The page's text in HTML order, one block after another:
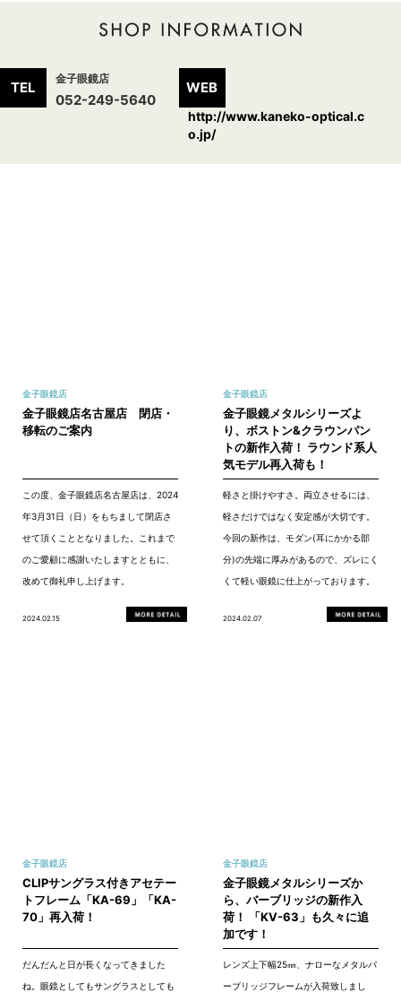
TEL
金子眼鏡店
052-249-5640
WEB
http://www.kaneko-optical.c
o.jp/
金子眼鏡店
金子眼鏡店名古屋店 閉店・
移転のご案内
この度、金子眼鏡店名古屋店は、2024
年3月31日（日）をもちまして閉店さ
せて頂くこととなりました。これまで
のご愛顧に感謝いたしますとともに、
改めて御礼申し上げます。
2024.02.15
金子眼鏡店
金子眼鏡メタルシリーズよ
り、ボストン&クラウンパン
トの新作入荷！ ラウンド系人
気モデル再入荷も！
軽さと掛けやすさ。両立させるには、
軽さだけではなく安定感が大切です。
今回の新作は、モダン(耳にかかる部
分)の先端に厚みがあるので、ズレにく
くて軽い眼鏡に仕上がっております。
2024.02.07
金子眼鏡店
CLIPサングラス付きアセテー
トフレーム「KA-69」「KA-
70」再入荷！
だんだんと日が長くなってきました
ね。眼鏡としてもサングラスとしても
金子眼鏡店
金子眼鏡メタルシリーズか
ら、バーブリッジの新作入
荷！ 「KV-63」も久々に追
加です！
レンズ上下幅25㎜、ナローなメタルバ
ーブリッジフレームが入荷致しまし